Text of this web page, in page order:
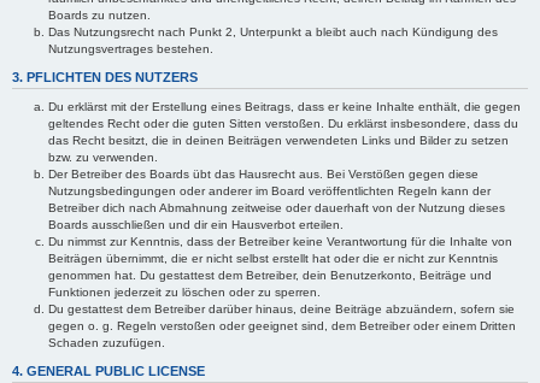
Boards zu nutzen.
Das Nutzungsrecht nach Punkt 2, Unterpunkt a bleibt auch nach Kündigung des
Nutzungsvertrages bestehen.
3. PFLICHTEN DES NUTZERS
Du erklärst mit der Erstellung eines Beitrags, dass er keine Inhalte enthält, die gegen
geltendes Recht oder die guten Sitten verstoßen. Du erklärst insbesondere, dass du
das Recht besitzt, die in deinen Beiträgen verwendeten Links und Bilder zu setzen
bzw. zu verwenden.
Der Betreiber des Boards übt das Hausrecht aus. Bei Verstößen gegen diese
Nutzungsbedingungen oder anderer im Board veröffentlichten Regeln kann der
Betreiber dich nach Abmahnung zeitweise oder dauerhaft von der Nutzung dieses
Boards ausschließen und dir ein Hausverbot erteilen.
Du nimmst zur Kenntnis, dass der Betreiber keine Verantwortung für die Inhalte von
Beiträgen übernimmt, die er nicht selbst erstellt hat oder die er nicht zur Kenntnis
genommen hat. Du gestattest dem Betreiber, dein Benutzerkonto, Beiträge und
Funktionen jederzeit zu löschen oder zu sperren.
Du gestattest dem Betreiber darüber hinaus, deine Beiträge abzuändern, sofern sie
gegen o. g. Regeln verstoßen oder geeignet sind, dem Betreiber oder einem Dritten
Schaden zuzufügen.
4. GENERAL PUBLIC LICENSE